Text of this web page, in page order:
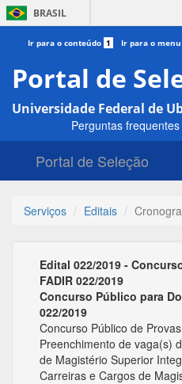
BRASIL
Ir para o conteúdo 1 Ir para o menu
Portal de
Universidade Federal de
Perguntas frequentes
Portal de Seleção
Serviços Editais
Edital 022/2019 -
FADIR 022/2019
Concurso Público para
022/2019
Concurso Público de
Preenchimento de vaga(s)
de Magistério Superior
Carreiras e Cargos de